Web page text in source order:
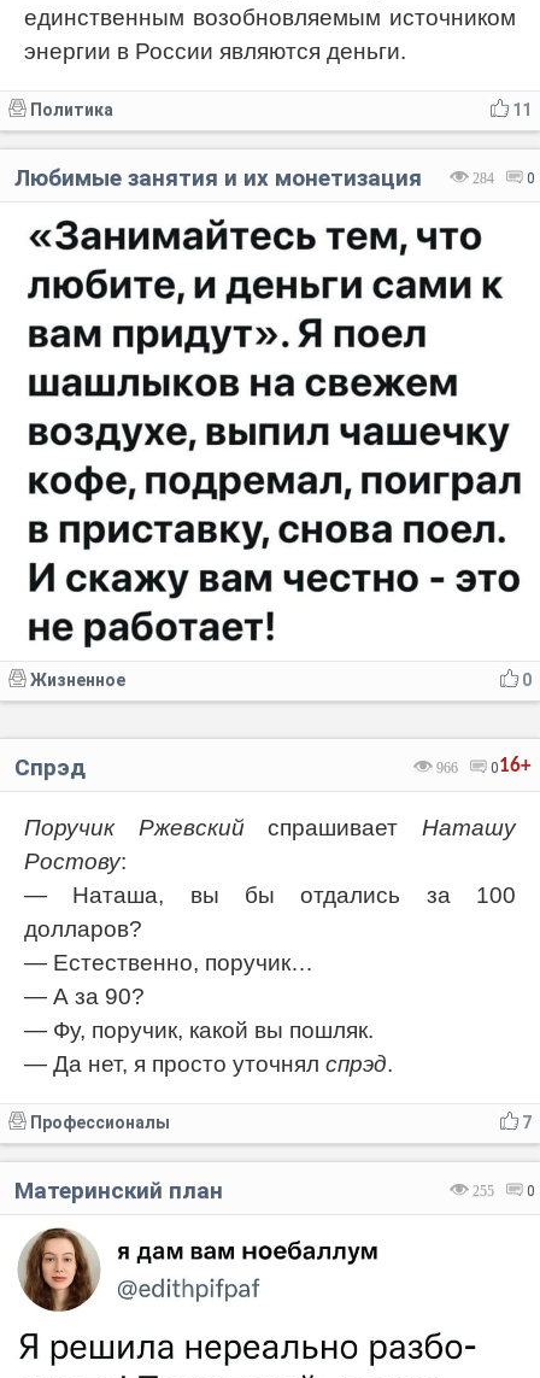
единственным возобновляемым источником
энергии в России являются деньги.
11
Политика
284 0
Любимые занятия и их монетизация
0
Жизненное
16+
966 0
Спрэд
Поручик Ржевский спрашиваетНаташу
Ростову:
— Наташа, вы бы отдались за 100
долларов?
— Естественно, поручик…
— А за 90?
— Фу, поручик, какой вы пошляк.
— Да нет, я просто уточнял спрэд.
7
Профессионалы
255 0
Материнский план